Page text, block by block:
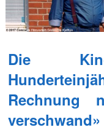
Die
Rechnung
verschwand»